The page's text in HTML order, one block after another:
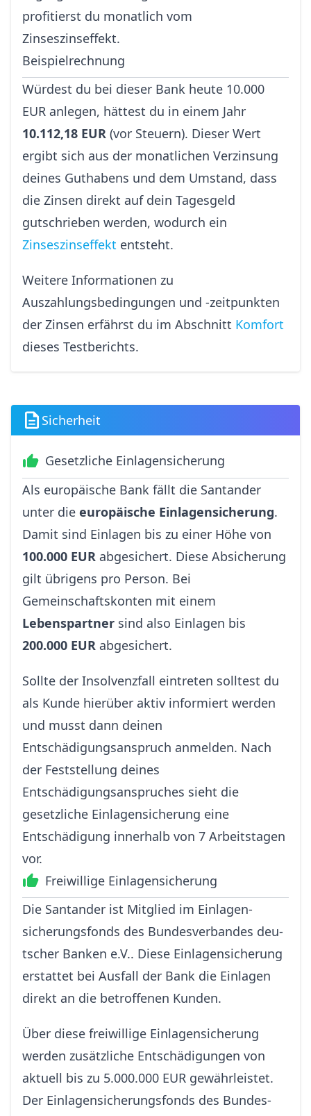
profitierst du monatlich vom
Zinseszinseffekt.
Beispielrechnung
Würdest du bei dieser Bank heute 10.000
EUR anlegen, hättest du in einem Jahr
10.112,18 EUR (vor Steuern). Dieser Wert
ergibt sich aus der monatlichen Verzinsung
deines Guthabens und dem Umstand, dass
die Zinsen direkt auf dein Tagesgeld
gutschrieben werden, wodurch ein
Zinseszinseffekt entsteht.
Weitere Informationen zu
Auszahlungsbedingungen und -zeitpunkten
der Zinsen erfährst du im Abschnitt Komfort
dieses Testberichts.
Sicherheit
Gesetzliche Einlagensicherung
Als europäische Bank fällt die Santander
unter die europäische Einlagensicherung.
Damit sind Einlagen bis zu einer Höhe von
100.000 EUR abgesichert. Diese Absicherung
gilt übrigens pro Person. Bei
Gemeinschaftskonten mit einem
Lebenspartner sind also Einlagen bis
200.000 EUR abgesichert.
Sollte der Insolvenzfall eintreten solltest du
als Kunde hierüber aktiv informiert werden
und musst dann deinen
Entschädigungsanspruch anmelden. Nach
der Feststellung deines
Entschädigungsanspruches sieht die
gesetzliche Einlagensicherung eine
Entschädigung innerhalb von 7 Arbeitstagen
vor.
Freiwillige Einlagensicherung
Die Santander ist Mitglied im Einlagen­
sicherungs­fonds des Bun­des­ver­bandes deu­
tscher Ban­ken e.V.. Diese Einlagensicherung
erstattet bei Ausfall der Bank die Einlagen
direkt an die betroffenen Kunden.
Über diese freiwillige Einlagensicherung
werden zusätzliche Entschädigungen von
aktuell bis zu 5.000.000 EUR gewährleistet.
Der Einlagen­sicherungs­fonds des Bun­des­